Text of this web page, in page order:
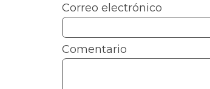
Correo electrónico
Comentario